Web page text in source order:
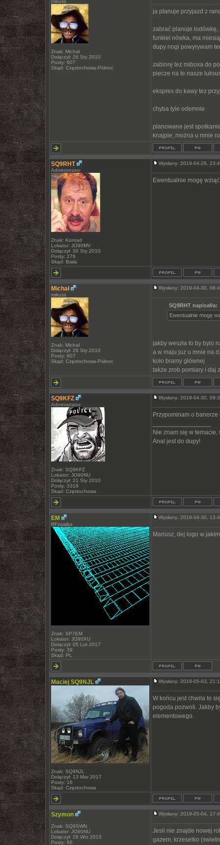
mikuss
Znak: Michał
Dołączył: 26 Sty 2010
Posty: 607
Skąd: Częstochowa-Północ
ja planuje przyjazd z
zabrać planuje
funkiel nówka, ma
dupy nogi powyrywam
zabiorę tez miboxa do
piecze na te nasze
ekspres do kawy tez
chyba tyle odemnie
planowane jest
knajpie, można u mnie
SQ9RHT
Administrator
Znak: Konrad
Lokator: JO90MV
Dołączył: 30 Sty 2010
Posty: 276
Skąd: Biała
Wysłany: 2019-04-29,
Ewentualnie mogę
Michał
mikuss
Znak: Michał
Dołączył: 26 Sty 2010
Posty: 607
Skąd: Częstochowa-Północ
Wysłany: 2019-04-30,
SQ9RHT napisał/a:
Ewentualnie mogę
jakby weszła to by bylo
a w maju juz u mnie na
koło bramy głównej
także zrob pomiary i daj
SQ9KFZ
Administrator
Znak: SQ9KFZ
Lokator: JO90NU
Dołączył: 21 Sty 2010
Posty: 3319
Skąd: Częstochowa
Wysłany: 2019-04-30,
Przypominam o
Nie znam się w
Anal jest do dupy!
EM
RFzwałka
Znak: SP7EM
Lokator: JO90XU
Dołączył: 05 Lut 2017
Posty: 39
Skąd: PL
Wysłany: 2019-04-30,
Mariusz, dej logo w
Maciej SQ9NJL
Znak: SQ9NJL
Dołączył: 13 Mar 2017
Posty: 16
Skąd: Częstochowa
Wysłany: 2019-05-03,
W końcu jest chwila to
pogoda pozwoli. Jakby
elementowego.
Szymon
Znak: SQ9SWN
Lokator: JO90NU
Dołączył: 28 Wrz 2015
Posty: 66
Wysłany: 2019-05-04,
Jesli nie znajde nowej
gazem, krzeselko